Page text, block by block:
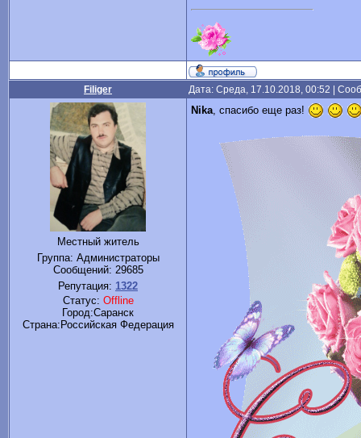
Filiger Дата: Среда, 17.10.2018, 00:52 |
Местный житель
Группа: Администраторы
Сообщений: 29685
Репутация: 1322
Статус: Offline
Город:Саранск
Cтрана:Российская Федерация
Nika , спасибо еще раз!